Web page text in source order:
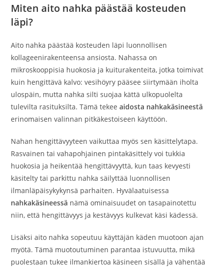
Miten aito nahka päästää kosteuden
läpi?
Aito nahka päästää kosteuden läpi luonnollisen
kollageenirakenteensa ansiosta. Nahassa on
mikroskooppisia huokosia ja kuiturakenteita, jotka toimivat
kuin hengittävä kalvo: vesihöyry pääsee siirtymään iholta
ulospäin, mutta nahka silti suojaa kättä ulkopuolelta
tulevilta rasituksilta. Tämä tekeeaidosta nahkakäsineestä
erinomaisen valinnan pitkäkestoiseen käyttöön.
Nahan hengittävyyteen vaikuttaa myös sen käsittelytapa.
Rasvainen tai vahapohjainen pintakäsittely voi tukkia
huokosia ja heikentää hengittävyyttä, kun taas kevyesti
käsitelty tai parkittu nahka säilyttää luonnollisen
ilmanläpäisykykynsä parhaiten. Hyvälaatuisessa
nahkakäsineessä nämä ominaisuudet on tasapainotettu
niin, että hengittävyys ja kestävyys kulkevat käsi kädessä.
Lisäksi aito nahka sopeutuu käyttäjän käden muotoon ajan
myötä. Tämä muotoutuminen parantaa istuvuutta, mikä
puolestaan tukee ilmankiertoa käsineen sisällä ja vähentää